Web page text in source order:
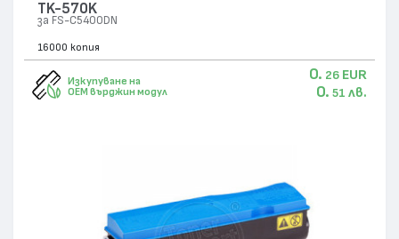
TK-570K
за FS-C5400DN
16000 копия
Изкупуване на
OEM върджин модул
0. 26 EUR
0. 51 лв.